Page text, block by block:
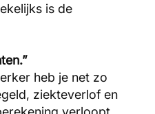
is de
heb je net zo
ziekteverlof en